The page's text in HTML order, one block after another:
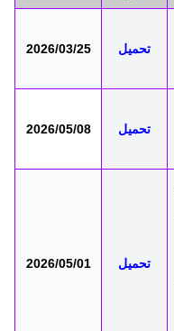
تحميل 2026/03/25
تحميل 2026/05/08
تحميل 2026/05/01